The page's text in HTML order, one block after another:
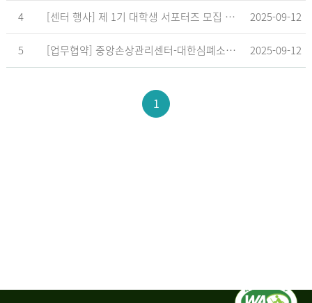
4 [센터 행사] 제 1기 대학생 서포터즈 모집 공고 2025-09-12
5 [업무협약] 중앙손상관리센터-대한심폐소생협회, 학교현장 CPR 교육 확대 위한 업무협약 체결 2025-09-12
1